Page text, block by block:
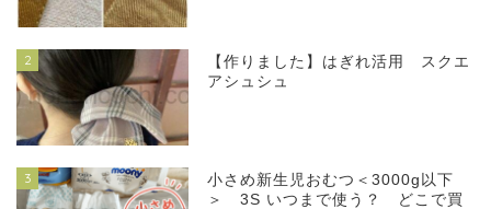
2
【作りました】はぎれ活用 スクエ
アシュシュ
3
小さめ新生児おむつ＜3000g以下
＞ 3S いつまで使う？ どこで買